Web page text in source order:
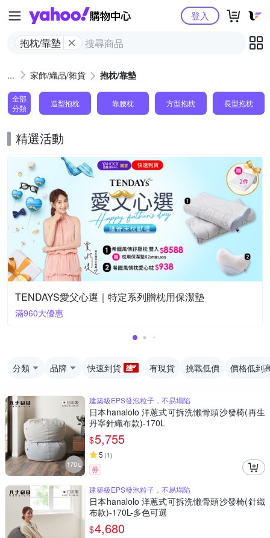
Yahoo購物中心
抱枕/靠墊
登入
家飾/織品/雜貨 抱枕/靠墊
全部
分類
造型抱枕 靠腰枕 方型抱枕 長型抱枕
精選活動
TENDAYS愛父心選｜特定系列贈枕用保潔墊
滿960大優惠
分類 品牌 快速到貨 有現貨 挑戰低價 價格低到
建築級EPS發泡粒子，不易塌陷
日本hanalolo 洋蔥式可拆洗懶骨頭沙發椅(再生
丹寧針織布款)-170L
$5,755
5 (1)
券
建築級EPS發泡粒子，不易塌陷
日本hanalolo 洋蔥式可拆洗懶骨頭沙發椅(針織
布款)-170L-多色可選
$4,680